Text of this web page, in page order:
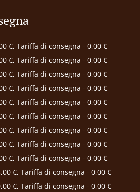
€, Tariffa di consegna - 0,00 €
€, Tariffa di consegna - 0,00 €
€, Tariffa di consegna - 0,00 €
€, Tariffa di consegna - 0,00 €
€, Tariffa di consegna - 0,00 €
€, Tariffa di consegna - 0,00 €
€, Tariffa di consegna - 0,00 €
€, Tariffa di consegna - 0,00 €
€, Tariffa di consegna - 0,00 €
€, Tariffa di consegna - 0,00 €
€, Tariffa di consegna - 0,00 €